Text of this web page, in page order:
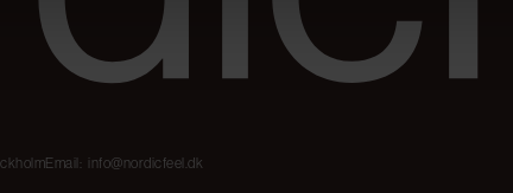
Email:
info@nordicfeel.dk